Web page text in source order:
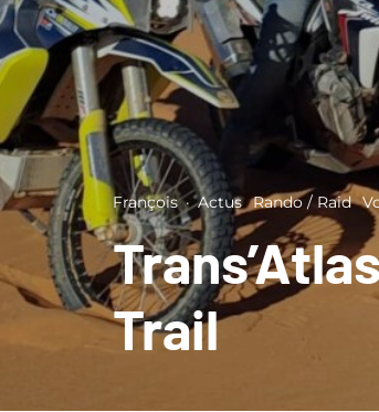
François · Actus Rando / Raid
Trail